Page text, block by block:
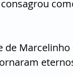
Marcelinho